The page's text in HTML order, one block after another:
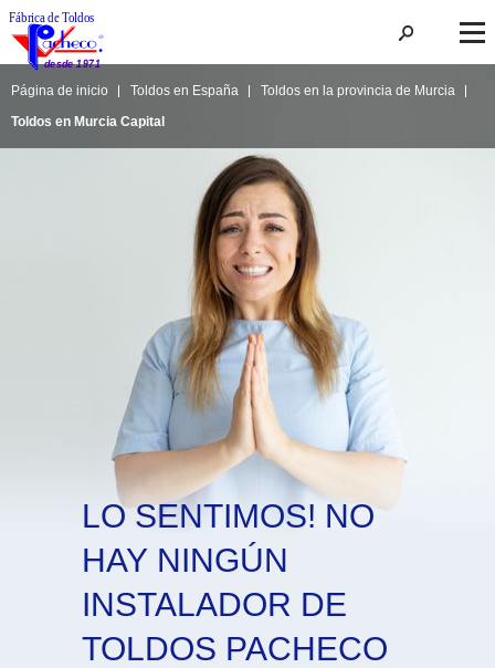
Página de inicio Toldos en España
Toldos en la provincia de Murcia
Toldos en Murcia Capital
LO SENTIMOS! NO
HAY NINGÚN
INSTALADOR DE
TOLDOS PACHECO